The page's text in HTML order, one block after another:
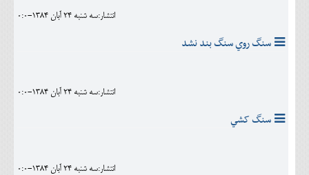
انتشار:سه شنبه 24 آبان 1384-0:0
سنگ روي سنگ بند نشد
انتشار:سه شنبه 24 آبان 1384-0:0
سنگ کشي
انتشار:سه شنبه 24 آبان 1384-0:0